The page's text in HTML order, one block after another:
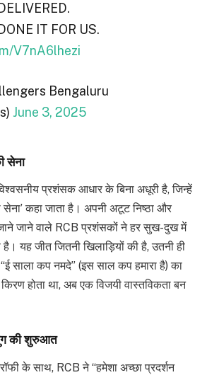
IT FOR US.
V7nA6lhezi
Bengaluru
June 3, 2025
सेना
प्रशंसक आधार के बिना अधूरी है, जिन्हें
कहा जाता है। अपनी अटूट निष्ठा और
जाने वाले RCB प्रशंसकों ने हर सुख-दुख में
यह जीत जितनी खिलाड़ियों की है, उतनी ही
साला कप नमदे” (इस साल कप हमारा है) का
किरण होता था, अब एक विजयी वास्तविकता बन
की शुरुआत
के साथ, RCB ने “हमेशा अच्छा प्रदर्शन